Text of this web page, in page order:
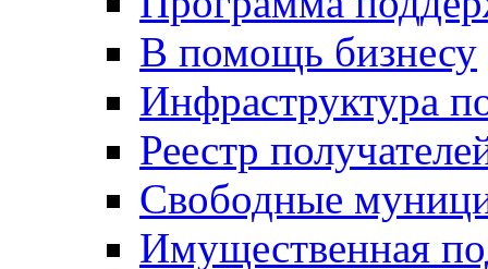
В помощь бизнесу
Инфраструктура
Реестр
Свободные
Имущественная